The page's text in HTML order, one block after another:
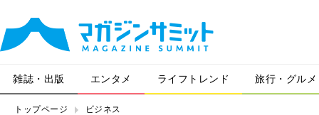
雑誌・出版 エンタメ ライフトレンド 旅行・グルメ
トップページ ビジネス